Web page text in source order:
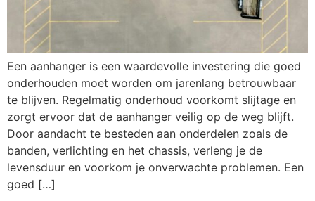
Een aanhanger is een waardevolle investering die goed
onderhouden moet worden om jarenlang betrouwbaar
te blijven. Regelmatig onderhoud voorkomt slijtage en
zorgt ervoor dat de aanhanger veilig op de weg blijft.
Door aandacht te besteden aan onderdelen zoals de
banden, verlichting en het chassis, verleng je de
levensduur en voorkom je onverwachte problemen. Een
goed […]